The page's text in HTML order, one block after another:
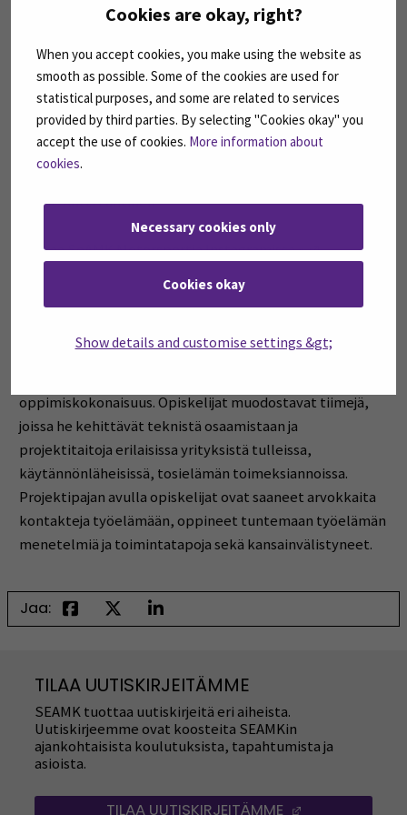
Cookies are okay, right?
When you accept cookies, you make using the website as
smooth as possible. Some of the cookies are used for
statistical purposes, and some are related to services
provided by third parties. By selecting "Cookies okay" you
accept the use of cookies. More information about
cookies.
Necessary cookies only
Cookies okay
Show details and customise settings &gt;
Heikki HirsimäkijaJari-Matti Latvala. Lisäksi
aiheeseen jo syvemmälle päässeiden opiskelijoiden
seminaariesityksiä.
Ari Saunamäki
SeAMK Auto- ja työkonetekniikan lehtori
Kuvat: Antti Lahtinen
Seuraa SeAMK Motorsportia Instagramissa » (Avautuu
Projektipaja®
oppimiskokonaisuus. Opiskelijat muodostavat tiimejä,
joissa he kehittävät teknistä osaamistaan ja
projektitaitoja erilaisissa yrityksistä tulleissa,
käytännönläheisissä, tosielämän toimeksiannoissa.
Projektipajan avulla opiskelijat ovat saaneet arvokkaita
kontakteja työelämään, oppineet tuntemaan työelämän
menetelmiä ja toimintatapoja sekä kansainvälistyneet.
Jaa:
TILAA UUTISKIRJEITÄMME
SEAMK tuottaa uutiskirjeitä eri aiheista.
Uutiskirjeemme ovat koosteita SEAMKin
ajankohtaisista koulutuksista, tapahtumista ja
asioista.
TILAA UUTISKIRJEITÄMME